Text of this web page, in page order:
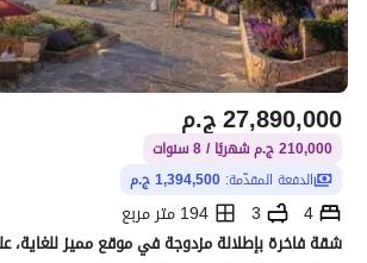
ج.م27,890,000
210,000 ج.م شهريًا / 8 سنوات
الدفعة المقدّمة: 1,394,500 ج.م
4
3
194 متر مربع